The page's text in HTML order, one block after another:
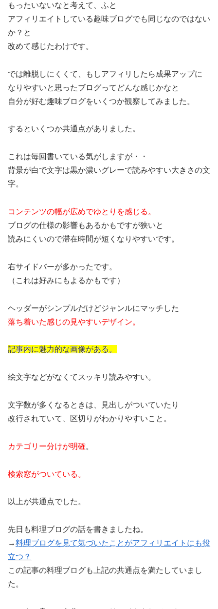
もったいないなと考えて、ふと
アフィリエイトしている趣味ブログでも同じなのではない
か？と
改めて感じたわけです。
では離脱しにくくて、もしアフィリしたら成果アップに
なりやすいと思ったブログってどんな感じかなと
自分が好む趣味ブログをいくつか観察してみました。
するといくつか共通点がありました。
これは毎回書いている気がしますが・・
背景が白で文字は黒か濃いグレーで読みやすい大きさの文
字。
コンテンツの幅が広めでゆとりを感じる。
ブログの仕様の影響もあるかもですが狭いと
読みにくいので滞在時間が短くなりやすいです。
右サイドバーが多かったです。
（これは好みにもよるかもです）
ヘッダーがシンプルだけどジャンルにマッチした
落ち着いた感じの見やすいデザイン。
記事内に魅力的な画像がある。
絵文字などがなくてスッキリ読みやすい。
文字数が多くなるときは、見出しがついていたり
改行されていて、区切りがわかりやすいこと。
カテゴリー分けが明確。
検索窓がついている。
以上が共通点でした。
先日も料理ブログの話を書きましたね。
→料理ブログを見て気づいたことがアフィリエイトにも役
立つ？
この記事の料理ブログも上記の共通点を満たしていまし
た。